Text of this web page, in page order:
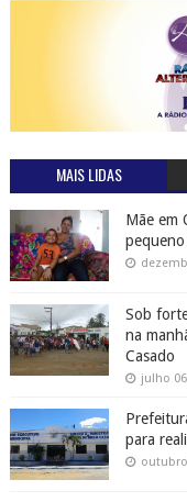
MAIS LIDAS
Mãe em
Sob
na
Casado
julho
para